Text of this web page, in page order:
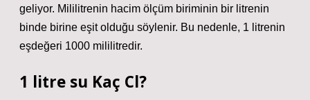
geliyor. Mililitrenin hacim ölçüm biriminin bir litrenin
binde birine eşit olduğu söylenir. Bu nedenle, 1 litrenin
eşdeğeri 1000 mililitredir.
1 litre su Kaç Cl?